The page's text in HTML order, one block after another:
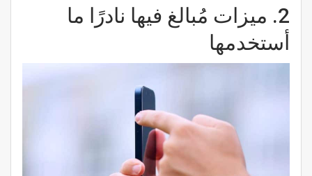
2. ميزات مُبالغ فيها نادرًا ما
أستخدمها